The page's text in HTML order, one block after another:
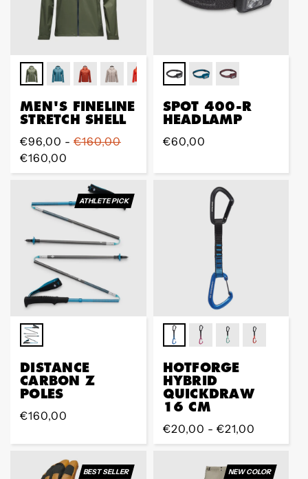
MEN'S FINELINE
STRETCH SHELL
Regular
Preis
€96,00 - €160,00
€160,00
SPOT 400-R
HEADLAMP
Regular
€60,00
ATHLETE PICK
DISTANCE
CARBON Z
POLES
Regular
€160,00
HOTFORGE
HYBRID
QUICKDRAW
16 CM
Regular
Preis
€20,00 - €21,00
BEST SELLER NEW COLOR